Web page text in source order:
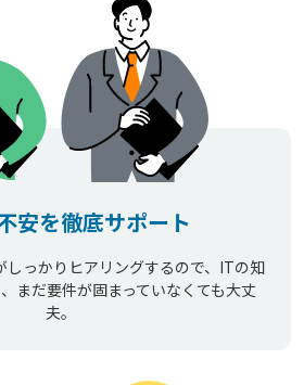
安を徹底サポート
しっかりヒアリングするので、ITの知
まだ要件が固まっていなくても大丈
夫。